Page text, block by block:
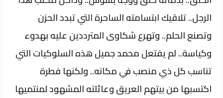
الرجل.. تلاقيك ابتسامته الساحرة التي تبدد الحزن
وتصنع الحلم.. وتهرع شكاوى المترددين عليه بهدوء
وكياسة.. لم يفتعل محمد جميل هذه السلوكيات التي
تناسب كل ذي منصب في مكانه.. ولكنها فطرة
اكتسبها من بيتهم العريق وعائلته المشهود لمنتميها